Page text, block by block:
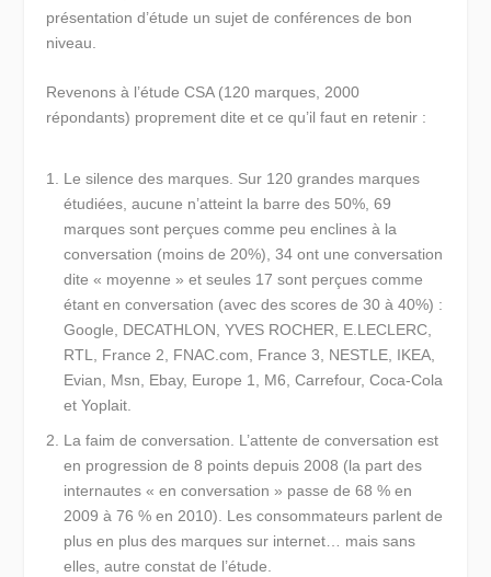
présentation d’étude un sujet de conférences de bon
niveau.
Revenons à l’étude CSA (120 marques, 2000
répondants) proprement dite etce qu’il faut en retenir :
Le silence des marques. Sur 120 grandes marques
étudiées, aucune n’atteint la barre des 50%, 69
marques sont perçues comme peu enclines à la
conversation (moins de 20%), 34 ont une conversation
dite « moyenne » et seules 17 sont perçues comme
étant en conversation (avec des scores de 30 à 40%) :
Google, DECATHLON, YVES ROCHER, E.LECLERC,
RTL, France 2, FNAC.com, France 3, NESTLE, IKEA,
Evian, Msn, Ebay, Europe 1, M6, Carrefour, Coca-Cola
et Yoplait.
La faim de conversation. L’attente de conversation est
en progression de 8 points depuis 2008 (la part des
internautes « en conversation » passe de 68 % en
2009 à 76 % en 2010). Les consommateurs parlent de
plus en plus des marques sur internet… mais sans
elles, autre constat de l’étude.